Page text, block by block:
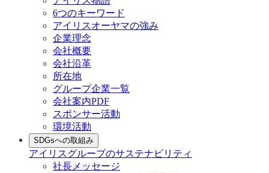
6つのキーワード
アイリスオーヤマの強み
企業理念
会社概要
会社沿革
所在地
グループ企業一覧
会社案内PDF
スポンサー活動
環境活動
SDGsへの取組み
アイリスグループのサステナビリティ
社長メッセージ